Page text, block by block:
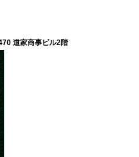
道家商事ビル2階